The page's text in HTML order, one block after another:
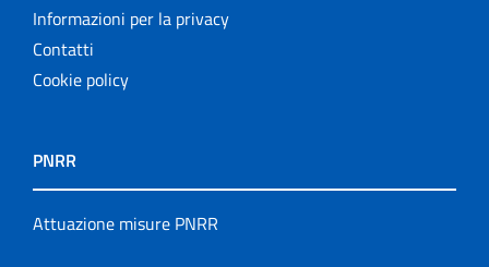
Informazioni per la privacy
Contatti
Cookie policy
PNRR
Attuazione misure PNRR